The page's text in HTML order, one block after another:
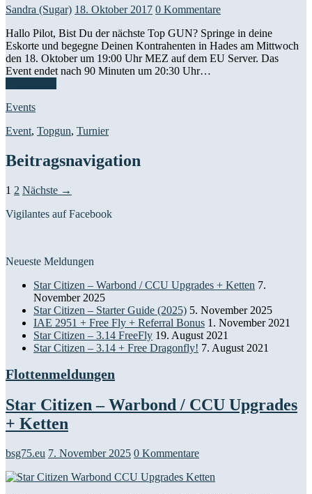
Sandra (Sugar) 18. Oktober 2017 0 Kommentare
Hallo Pilot, Bist Du der nächste Top GUN? Springe in deine
Eskorte und begegne Deinen Kontrahenten in Hades am Mittwoch
den 18. Oktober um 19:00 Uhr MEZ auf dem EU Server. Das
Event endet nach 90 Minuten um 20:30 Uhr…
Events
Event, Topgun, Turnier
Beitragsnavigation
1 2 Nächste →
Vigilantes auf Facebook
Neueste Meldungen
Star Citizen – Warbond / CCU Upgrades + Ketten 7.
November 2025
Star Citizen – Starter Guide (2025) 5. November 2025
IAE 2951 + Free Fly + Referral Bonus 1. November 2021
Star Citizen – 3.14 FreeFly 19. August 2021
Star Citizen – 3.14 + Free Dragonfly! 7. August 2021
Flottenmeldungen
Star Citizen – Warbond / CCU Upgrades
+ Ketten
bsg75.eu 7. November 2025 0 Kommentare